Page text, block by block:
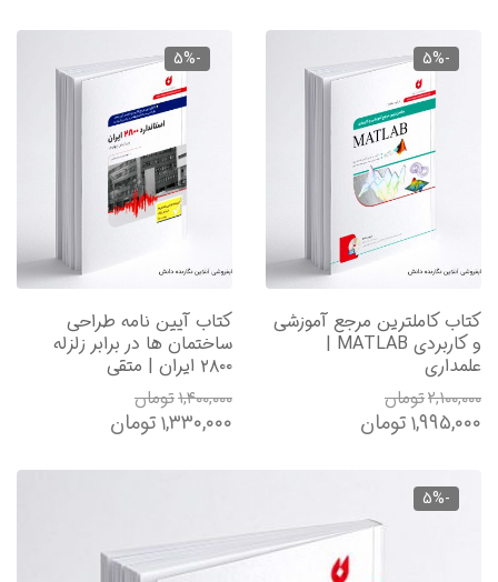
-5%
کتاب کاملترین مرجع آموزشی
و کاربردی MATLAB |
علمداری
۲,۱۰۰,۰۰۰تومان
۱,۹۹۵,۰۰۰تومان
-5%
کتاب آیین نامه طراحی
ساختمان ها در برابر زلزله
۲۸۰۰ ایران | متقی
۱,۴۰۰,۰۰۰تومان
۱,۳۳۰,۰۰۰تومان
-5%